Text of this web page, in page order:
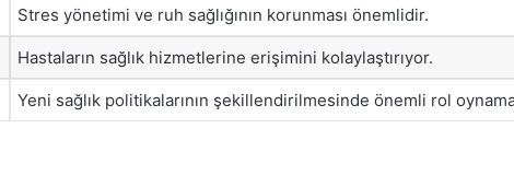
Stres yönetimi ve ruh sağlığının korunması önemlidir.
Hastaların sağlık hizmetlerine erişimini kolaylaştırıyor.
Yeni sağlık politikalarının şekillendirilmesinde önemli rol